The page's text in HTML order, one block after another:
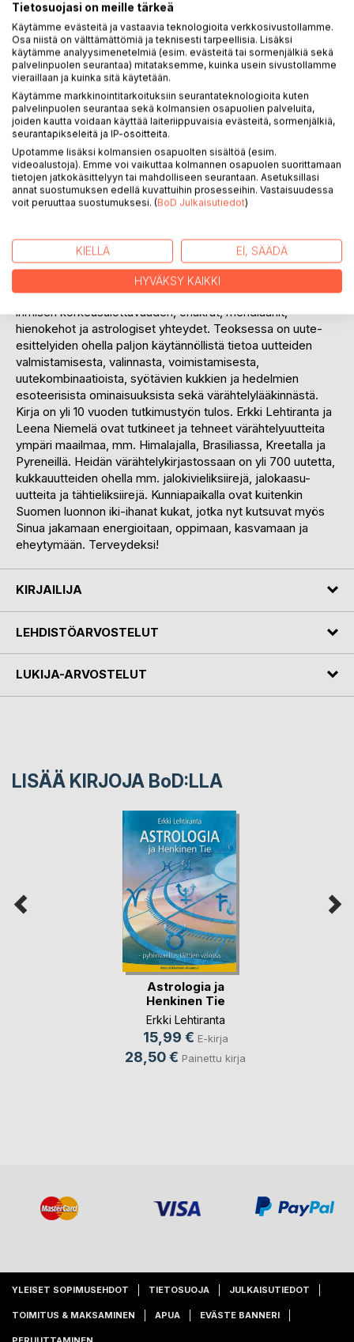
KUVAUS
Suomen luonnon valkoista magiaa on johdatus
suomalaisten kukkauutteiden syviin vaikutuksiin. Teoksen
50 kukan joukosta löytyvät monet suomalaiseen
mielenmaisemaan ankkuroituvat kukat, jotka kantavat
mukanaan puhtaan luonnon ja Suomen valovoimaisen kesän
Hilarionilta, yhdeltä ihmiskunnan suurista opettajista, ja
julkaistaan nyt ensimmäistä kertaa suomeksi.
Kukkauutteet nähdään kirjassa osana laajempaa
värähtelylääkinnän kokonaisuutta, joka ottaa huomioon
ihmisen korkeusulottuvuuden, chakrat, meridiaanit,
hienokehot ja astrologiset yhteydet. Teoksessa on uute-
esittelyiden ohella paljon käytännöllistä tietoa uutteiden
valmistamisesta, valinnasta, voimistamisesta,
uutekombinaatioista, syötävien kukkien ja hedelmien
esoteerisista ominaisuuksista sekä värähtelylääkinnästä.
Kirja on yli 10 vuoden tutkimustyön tulos. Erkki Lehtiranta ja
Leena Niemelä ovat tutkineet ja tehneet värähtelyuutteita
ympäri maailmaa, mm. Himalajalla, Brasiliassa, Kreetalla ja
Pyreneillä. Heidän värähtelykirjastossaan on yli 700 uutetta,
kukkauutteiden ohella mm. jalokivieliksiirejä, jalokaasu-
uutteita ja tähtieliksiirejä. Kunniapaikalla ovat kuitenkin
Suomen luonnon iki-ihanat kukat, jotka nyt kutsuvat myös
Sinua jakamaan energioitaan, oppimaan, kasvamaan ja
eheytymään. Terveydeksi!
KIRJAILIJA
LEHDISTÖARVOSTELUT
LUKIJA-ARVOSTELUT
LISÄÄ KIRJOJA BoD:LLA
Astrologia ja
Henkinen Tie
Erkki Lehtiranta
15,99 € E-kirja
28,50 € Painettu kirja
YLEISET SOPIMUSEHDOT TIETOSUOJA JULKAISUTIEDOT
TOIMITUS & MAKSAMINEN APUA EVÄSTE BANNERI
Tietosuojasi on meille tärkeä
Käytämme evästeitä ja vastaavia teknologioita verkkosivustollamme.
Osa niistä on välttämättömiä ja teknisesti tarpeellisia. Lisäksi
käytämme analyysimenetelmiä (esim. evästeitä tai sormenjälkiä sekä
palvelinpuolen seurantaa) mitataksemme, kuinka usein sivustollamme
vieraillaan ja kuinka sitä käytetään.
Käytämme markkinointitarkoituksiin seurantateknologioita kuten
palvelinpuolen seurantaa sekä kolmansien osapuolien palveluita,
joiden kautta voidaan käyttää laiteriippuvaisia evästeitä, sormenjälkiä,
seurantapikseleitä ja IP-osoitteita.
Upotamme lisäksi kolmansien osapuolten sisältöä (esim.
videoalustoja). Emme voi vaikuttaa kolmannen osapuolen suorittamaan
tietojen jatkokäsittelyyn tai mahdolliseen seurantaan. Asetuksillasi
annat suostumuksen edellä kuvattuihin prosesseihin. Vastaisuudessa
voit peruuttaa suostumuksesi. (BoD Julkaisutiedot)
KIELLÄ EI, SÄÄDÄ
HYVÄKSY KAIKKI